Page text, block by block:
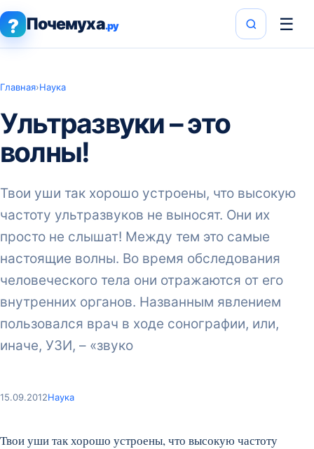
? Почемуха.ру ☰
Главная›Наука
Ультразвуки – это
волны!
Твои уши так хорошо устроены, что высокую
частоту ультразвуков не выносят. Они их
просто не слышат! Между тем это самые
настоящие волны. Во время обследования
человеческого тела они отражаются от его
внутренних органов. Названным явлением
пользовался врач в ходе сонографии, или,
иначе, УЗИ, – «звуко
15.09.2012Наука
Твои уши так хорошо устроены, что высокую частоту